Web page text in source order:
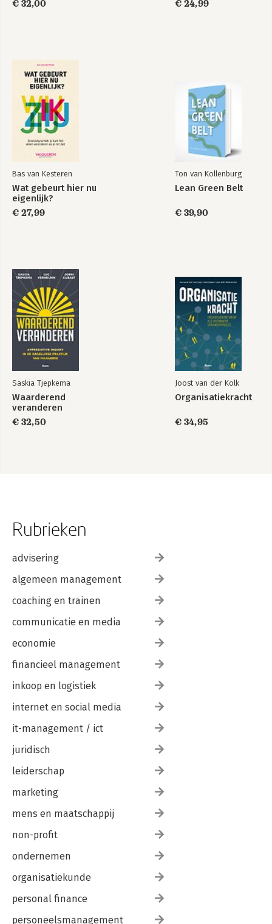
€ 32,00
€ 24,99
Bas van Kesteren
Wat gebeurt hier nu
eigenlijk?
€ 27,99
Ton van Kollenburg
Lean Green Belt
€ 39,90
Saskia Tjepkema
Waarderend
veranderen
€ 32,50
Joost van der Kolk
Organisatiekracht
€ 34,95
Rubrieken
advisering
algemeen management
coaching en trainen
communicatie en media
economie
financieel management
inkoop en logistiek
internet en social media
it-management / ict
juridisch
leiderschap
marketing
mens en maatschappij
non-profit
ondernemen
organisatiekunde
personal finance
personeelsmanagement